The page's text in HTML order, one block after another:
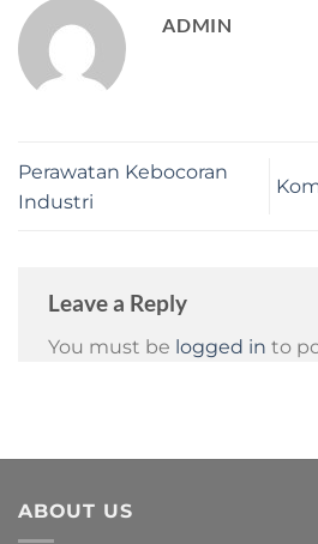
ADMIN
Perawatan Kebocoran
Industri
Leave a Reply
You must be logged in to
ABOUT US